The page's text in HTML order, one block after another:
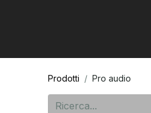
Prodotti Pro audio